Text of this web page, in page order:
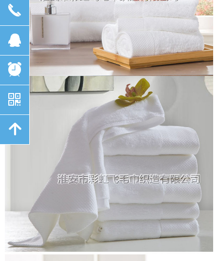
끅
뀩
뀥
낃
녕